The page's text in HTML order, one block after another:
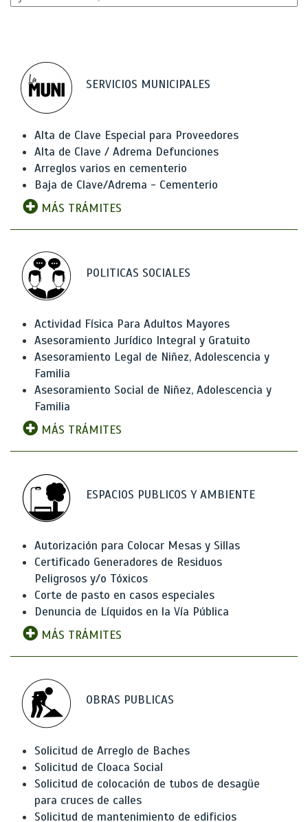
SERVICIOS MUNICIPALES
Alta de Clave Especial para Proveedores
Alta de Clave / Adrema Defunciones
Arreglos varios en cementerio
Baja de Clave/Adrema - Cementerio
MÁS TRÁMITES
POLITICAS SOCIALES
Actividad Física Para Adultos Mayores
Asesoramiento Jurídico Integral y Gratuito
Asesoramiento Legal de Niñez, Adolescencia y
Familia
Asesoramiento Social de Niñez, Adolescencia y
Familia
MÁS TRÁMITES
ESPACIOS PUBLICOS Y AMBIENTE
Autorización para Colocar Mesas y Sillas
Certificado Generadores de Residuos
Peligrosos y/o Tóxicos
Corte de pasto en casos especiales
Denuncia de Líquidos en la Vía Pública
MÁS TRÁMITES
OBRAS PUBLICAS
Solicitud de Arreglo de Baches
Solicitud de Cloaca Social
Solicitud de colocación de tubos de desagüe
para cruces de calles
Solicitud de mantenimiento de edificios